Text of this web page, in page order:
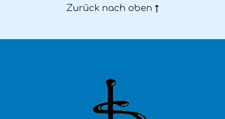
Zurück nach oben ↑